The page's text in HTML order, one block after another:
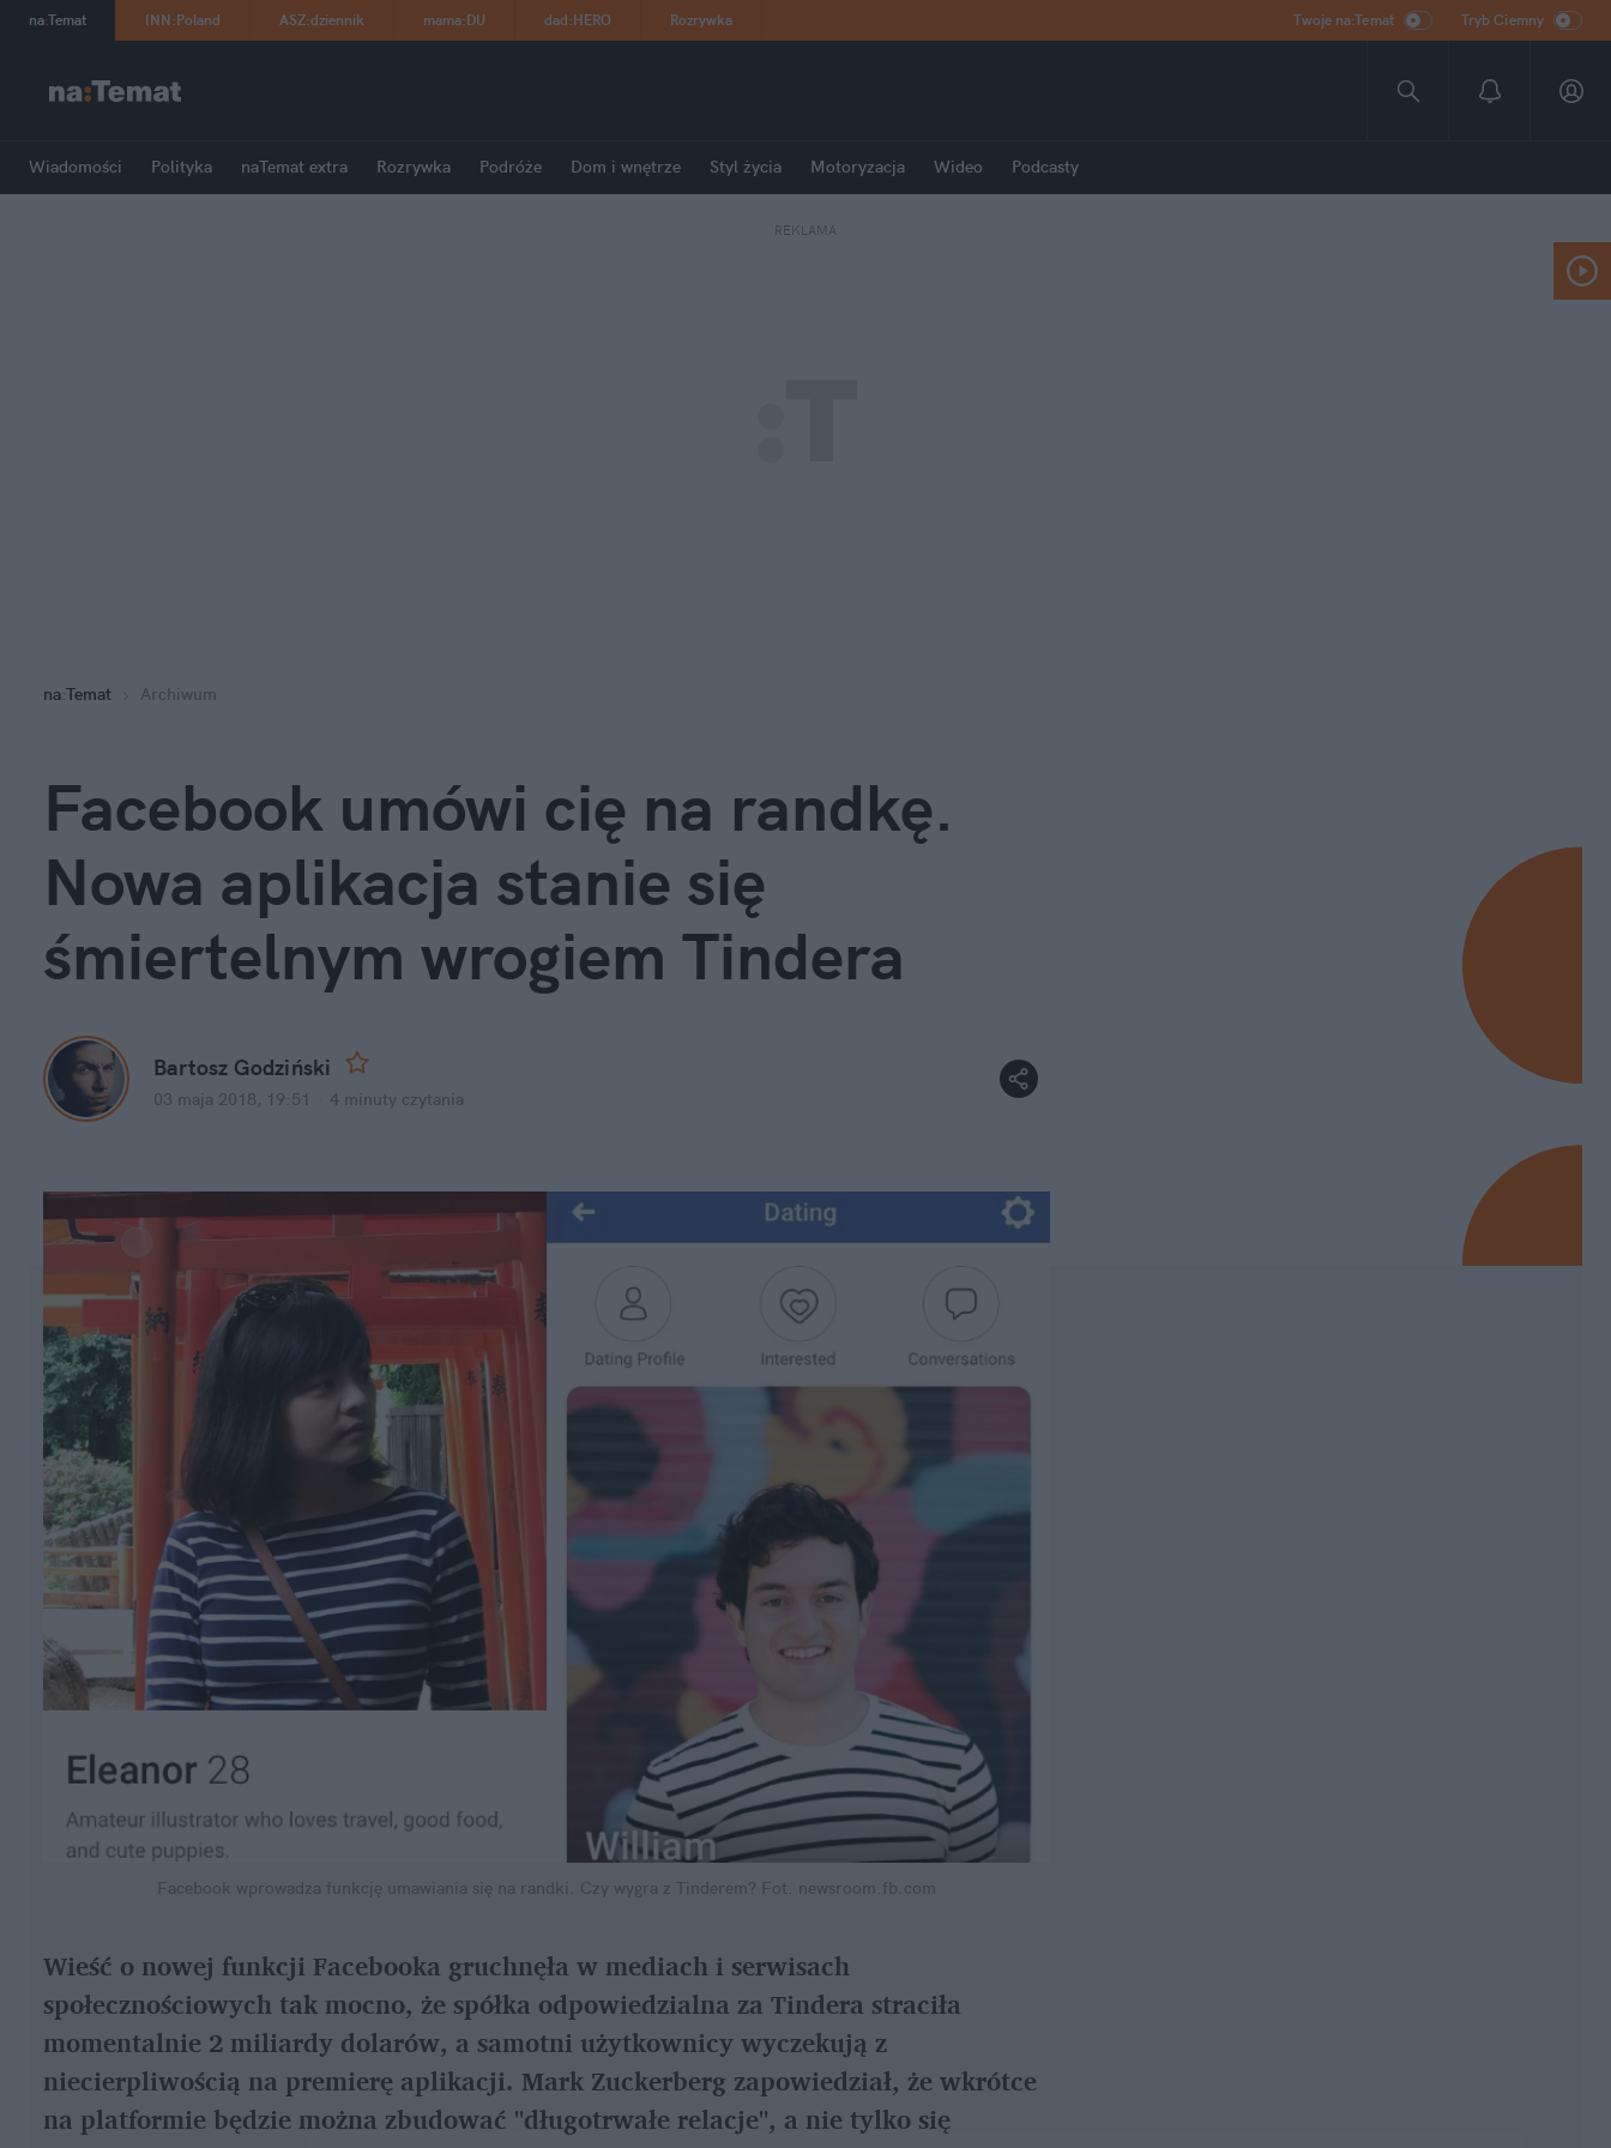
na:Temat INN:Poland ASZ:dziennik mama:DU dad:HERO Rozrywka Twoje na:Temat Tryb Ciemny
Wiadomości Polityka naTemat extra Rozrywka Podróże Dom i wnętrze Styl życia Motoryzacja Wideo Podcasty
REKLAMA
na:Temat Archiwum
Facebook umówi cię na randkę.
Nowa aplikacja stanie się
śmiertelnym wrogiem Tindera
Bartosz Godziński
03 maja 2018, 19:51 4 minuty czytania
Facebook wprowadza funkcję umawiania się na randki. Czy wygra z Tinderem? Fot. newsroom.fb.com
Wieść o nowej funkcji Facebooka gruchnęła w mediach i serwisach
społecznościowych tak mocno, że spółka odpowiedzialna za Tindera straciła
momentalnie 2 miliardy dolarów, a samotni użytkownicy wyczekują z
niecierpliwością na premierę aplikacji. Mark Zuckerberg zapowiedział, że wkrótce
na platformie będzie można zbudować "długotrwałe relacje", a nie tylko się